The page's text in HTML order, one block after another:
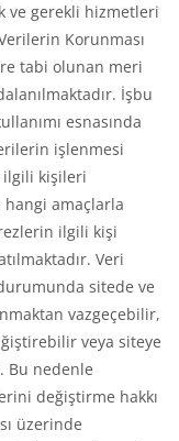
ve gerekli hizmetleri
Korunması
tabi olunan meri
İşbu
esnasında
işlenmesi
ilgili kişileri
hangi amaçlarla
ilgili kişi
Veri
sitede ve
vazgeçebilir,
veya siteye
Bu nedenle
değiştirme hakkı
üzerinde